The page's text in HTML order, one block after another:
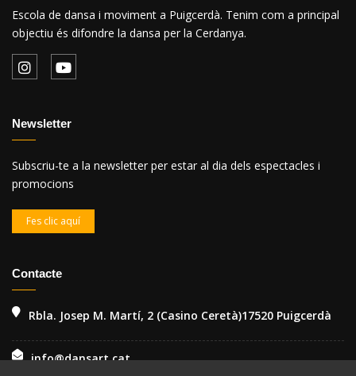
Escola de dansa i moviment a Puigcerdà. Tenim com a principal
objectiu és difondre la dansa per la Cerdanya.
Newsletter
Subscriu-te a la newsletter per estar al dia dels espectacles i
promocions
Fes clic aquí
Contacte
Rbla. Josep M. Martí, 2 (Casino Ceretà)17520 Puigcerdà
info@dansart.cat